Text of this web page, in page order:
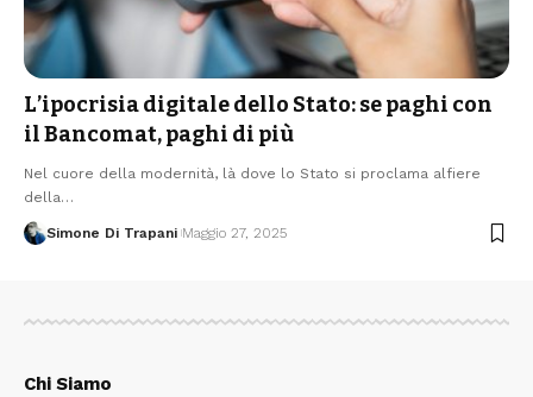
L’ipocrisia digitale dello Stato: se paghi con
il Bancomat, paghi di più
Nel cuore della modernità, là dove lo Stato si proclama alfiere
della…
Simone Di Trapani Maggio 27, 2025
Chi Siamo